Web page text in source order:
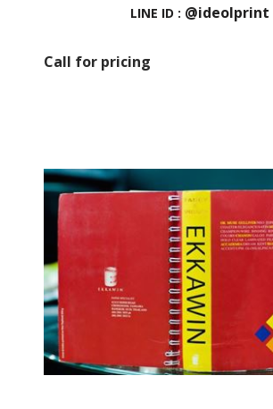
LINE ID : @ideolprint
Call for pricing